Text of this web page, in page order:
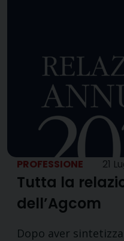
PROFESSIONE 21
Tutta la
dell’Agcom
Dopo aver